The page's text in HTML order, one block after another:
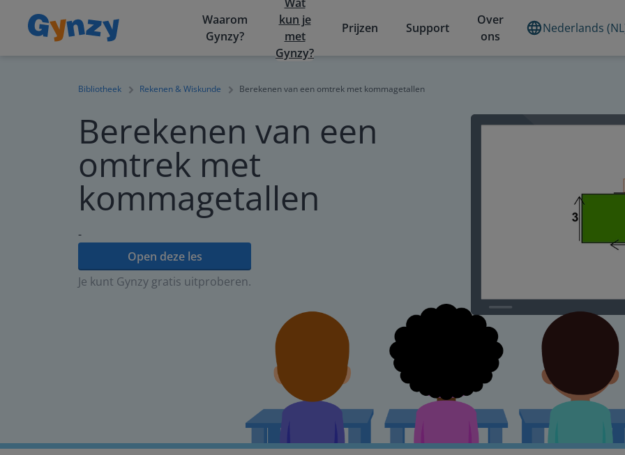
Waarom
Gynzy?
kun je
met
Gynzy?
Prijzen Support
Over
ons
Nederlands
Bibliotheek Rekenen & Wiskunde Berekenen van een omtrek met kommagetallen
Berekenen van een
omtrek met
kommagetallen
-
Open deze les
Je kunt Gynzy gratis uitproberen.